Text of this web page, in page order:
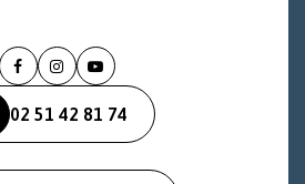
Lien
le
compte
Lien
le
compte
Lien
la
chaîne
02 51 42 81 74